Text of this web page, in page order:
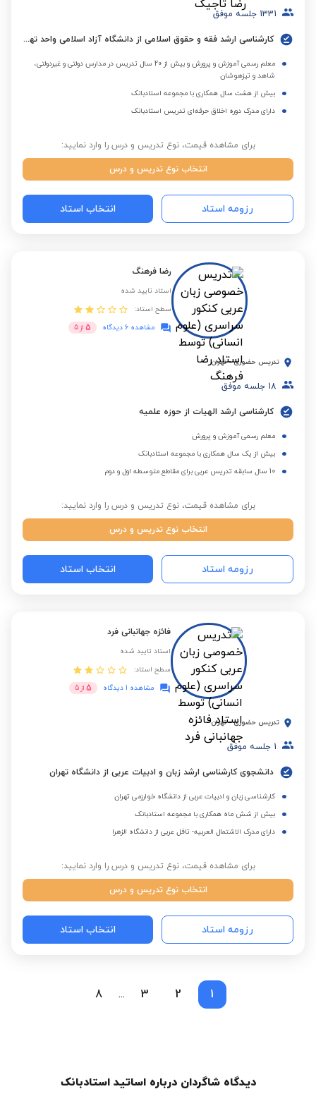
1331 جلسه موفق
کارشناسی ارشد فقه و حقوق اسلامی از دانشگاه آزاد اسلامی واحد تهران مرکزی
معلم رسمی آموزش و پرورش و بیش از 20 سال تدریس در مدارس دولتی و غیردولتی،
شاهد و تیزهوشان
بیش از هشت سال همکاری با مجموعه استادبانک
دارای مدرک دوره اخلاق حرفه‌ای تدریس استادبانک
برای مشاهده قیمت، نوع تدریس و درس را وارد نمایید:
انتخاب نوع تدریس و درس
رزومه استاد انتخاب استاد
رضا فرهنگ
استاد تایید شده
سطح استاد:
مشاهده 6 دیدگاه
5 از 5
تدریس حضوری - تهران
18 جلسه موفق
کارشناسی ارشد الهیات از حوزه علمیه
معلم رسمی آموزش و پرورش
بیش از یک سال همکاری با مجموعه استادبانک
10 سال سابقه تدریس عربی برای مقاطع متوسطه اول و دوم
برای مشاهده قیمت، نوع تدریس و درس را وارد نمایید:
انتخاب نوع تدریس و درس
رزومه استاد انتخاب استاد
فائزه جهانبانی فرد
استاد تایید شده
سطح استاد:
مشاهده 1 دیدگاه
5 از 5
تدریس حضوری - تهران
1 جلسه موفق
دانشجوی کارشناسی ارشد زبان و ادبیات عربی از دانشگاه تهران
کارشناسی زبان و ادبیات عربی از دانشگاه خوارزمی تهران
بیش از شش ماه همکاری با مجموعه استادبانک
دارای مدرک الاشتمال العربیه- تافل عربی از دانشگاه الزهرا
برای مشاهده قیمت، نوع تدریس و درس را وارد نمایید:
انتخاب نوع تدریس و درس
رزومه استاد انتخاب استاد
1
2
3
...
8
دیدگاه شاگردان درباره اساتید استادبانک